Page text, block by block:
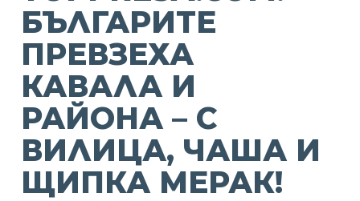
БЪЛГАРИТЕ
ПРЕВЗЕХА
КАВАЛА И
РАЙОНА – С
ВИЛИЦА, ЧАША И
ЩИПКА МЕРАК!